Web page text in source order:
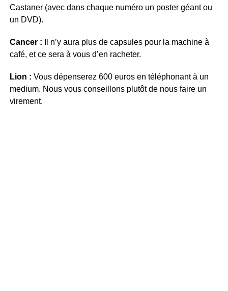
Castaner (avec dans chaque numéro un poster géant ou
un DVD).
Cancer : Il n’y aura plus de capsules pour la machine à
café, et ce sera à vous d’en racheter.
Lion : Vous dépenserez 600 euros en téléphonant à un
medium. Nous vous conseillons plutôt de nous faire un
virement.